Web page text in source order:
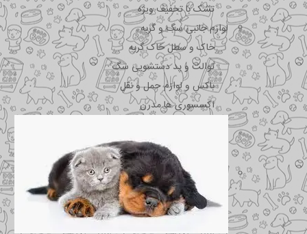
تشک با تخفیف ویژه
لوازم جانبی سگ و گربه
خاک و سطل خاک گربه
توالت و پد دستشویی سگ
باکس و لوازم حمل و نقل
اکسسوری ها مدرن